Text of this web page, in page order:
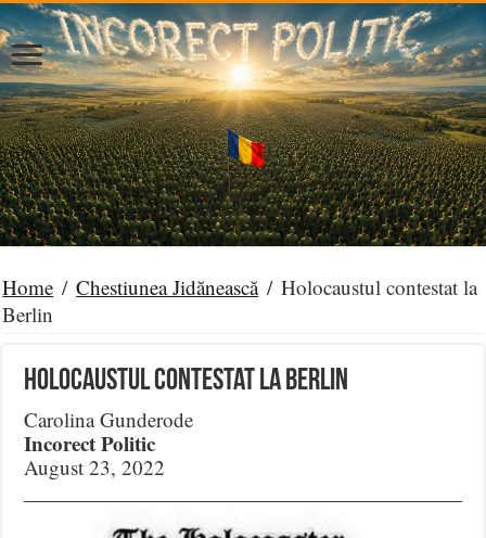
Home / Chestiunea Jidănească / Holocaustul contestat la
Berlin
Holocaustul contestat la Berlin
Carolina Gunderode
Incorect Politic
August 23, 2022